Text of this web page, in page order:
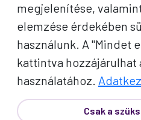
megjelenítése,
elemzése érdekében
használunk. A "Mindet
kattintva hozzájárulhat
használatához.
Csak a